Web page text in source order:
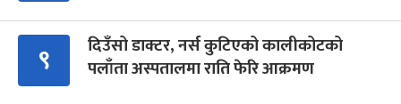
९
दिउँसो डाक्टर, नर्स कुटिएको कालीकोटको
पलाँता अस्पतालमा राति फेरि आक्रमण